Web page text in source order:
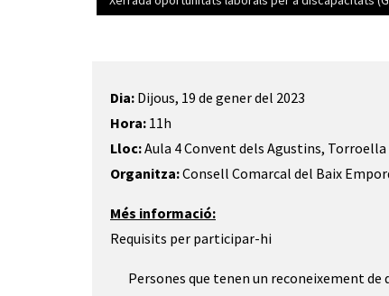
Dia: Dijous, 19 de gener del 2023
Hora: 11h
Lloc:Aula 4 Convent dels Agustins,
Organitza:Consell Comarcal del Baix
Més informació:
Requisits per participar-hi
Persones que tenen un reconeixement